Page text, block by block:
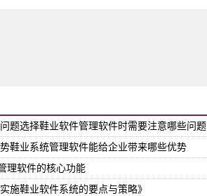
题选择鞋业软件管理软件时需要注意哪些问题
鞋业系统管理软件能给企业带来哪些优势
理软件的核心功能
施鞋业软件系统的要点与策略》